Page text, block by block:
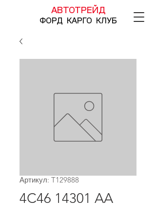
АВТОТРЕЙД
ФОРД КАРГО КЛУБ
Артикул: T129888
4C46 14301 AA